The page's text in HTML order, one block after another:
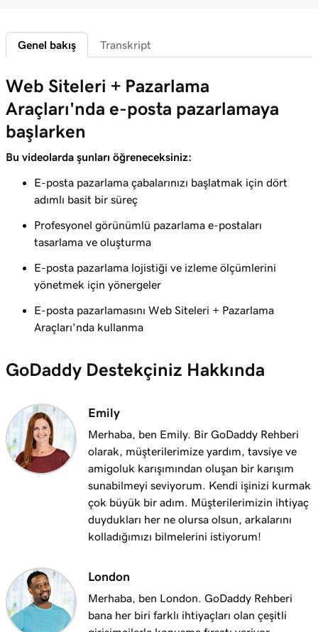
Pazarlama e-postalarımı kişiselleştirin
E-posta pazarlama kampanyası oluşturun
Ders 8 (/9)
E-posta kampanyası oluşturun ve gönderin
Ders 9 (/9)
etme
Genel bakış Transkript
Web Siteleri + Pazarlama
Araçları'nda e-posta pazarlamaya
başlarken
Bu videolarda şunları öğreneceksiniz:
E-posta pazarlama çabalarınızı başlatmak için dört
adımlı basit bir süreç
Profesyonel görünümlü pazarlama e-postaları
tasarlama ve oluşturma
E-posta pazarlama lojistiği ve izleme ölçümlerini
yönetmek için yönergeler
E-posta pazarlamasını Web Siteleri + Pazarlama
Araçları'nda kullanma
GoDaddy Destekçiniz Hakkında
Emily
Merhaba, ben Emily. Bir GoDaddy Rehberi
olarak, müşterilerimize yardım, tavsiye ve
amigoluk karışımından oluşan bir karışım
sunabilmeyi seviyorum. Kendi işinizi kurmak
çok büyük bir adım. Müşterilerimizin ihtiyaç
duydukları her ne olursa olsun, arkalarını
kolladığımızı bilmelerini istiyorum!
London
Merhaba, ben London. GoDaddy Rehberi
bana her biri farklı ihtiyaçları olan çeşitli